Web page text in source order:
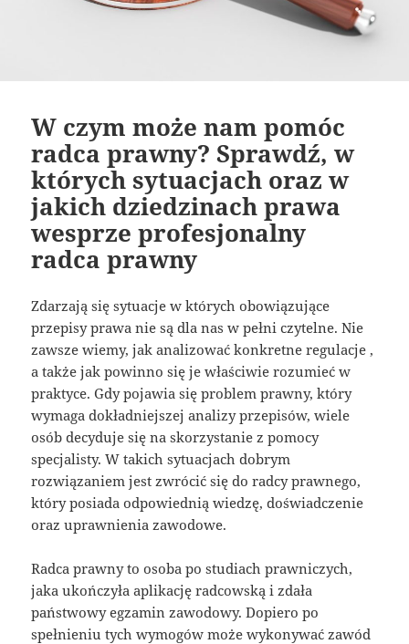
W czym może nam pomóc
radca prawny? Sprawdź, w
których sytuacjach oraz w
jakich dziedzinach prawa
wesprze profesjonalny
radca prawny
Zdarzają się sytuacje w których obowiązujące
przepisy prawa nie są dla nas w pełni czytelne. Nie
zawsze wiemy, jak analizować konkretne regulacje ,
a także jak powinno się je właściwie rozumieć w
praktyce. Gdy pojawia się problem prawny, który
wymaga dokładniejszej analizy przepisów, wiele
osób decyduje się na skorzystanie z pomocy
specjalisty. W takich sytuacjach dobrym
rozwiązaniem jest zwrócić się do radcy prawnego,
który posiada odpowiednią wiedzę, doświadczenie
oraz uprawnienia zawodowe.
Radca prawny to osoba po studiach prawniczych,
jaka ukończyła aplikację radcowską i zdała
państwowy egzamin zawodowy. Dopiero po
spełnieniu tych wymogów może wykonywać zawód